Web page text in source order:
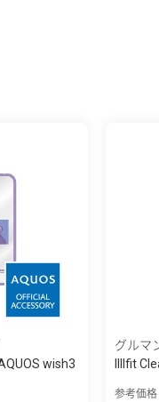
wish3
グルマ
IIIIfit
参考価